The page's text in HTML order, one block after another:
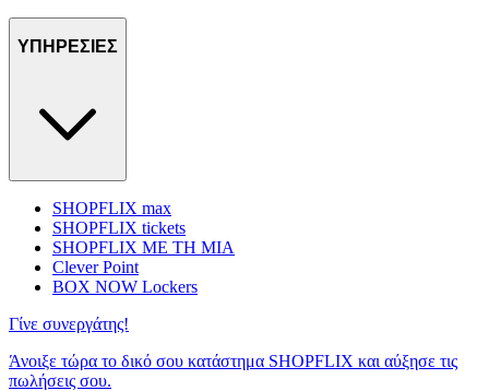
ΥΠΗΡΕΣΙΕΣ
SHOPFLIX max
SHOPFLIX tickets
SHOPFLIX ΜΕ ΤΗ ΜΙΑ
Clever Point
BOX NOW Lockers
Γίνε συνεργάτης!
Άνοιξε τώρα το δικό σου κατάστημα SHOPFLIX και αύξησε τις
πωλήσεις σου.